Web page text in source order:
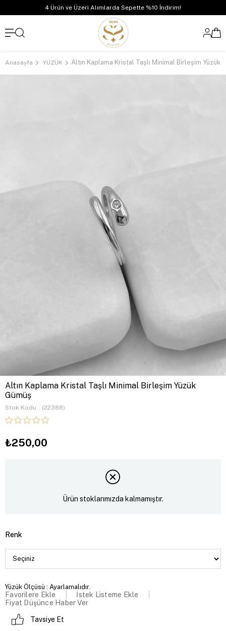
4 Ürün ve Üzeri Alımlarda Sepette %10 İndirim!
Anasayfa YÜZÜK Altın Kaplama Kristal Taşlı Minimal Birleşim Yüzük
Altın Kaplama Kristal Taşlı Minimal Birleşim Yüzük
Gümüş
Stok Kodu (22388)
₺250,00
Ürün stoklarımızda kalmamıştır.
Renk
Yüzük Ölçüsü : Ayarlamalıdır.
Favorilere Ekle
İstek Listeme Ekle
Fiyat Düşünce Haber Ver
Tavsiye Et